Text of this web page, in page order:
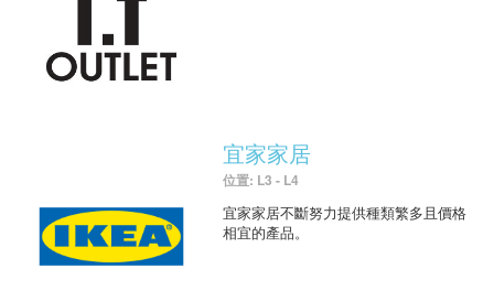
宜家家居
位置: L3 - L4
宜家家居不斷努力提供種類繁多且價格
相宜的產品。